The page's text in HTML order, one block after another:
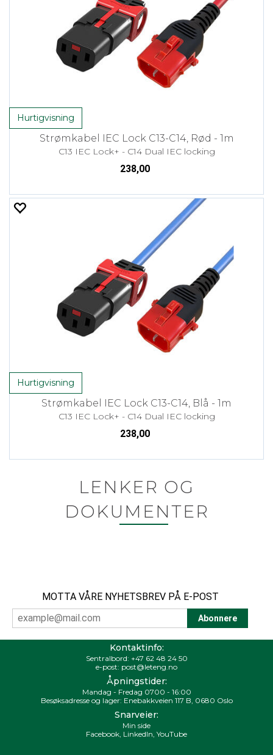
Hurtigvisning
Strømkabel IEC Lock C13-C14, Rød - 1m
C13 IEC Lock+ - C14 Dual IEC locking
238,00
Hurtigvisning
Strømkabel IEC Lock C13-C14, Blå - 1m
C13 IEC Lock+ - C14 Dual IEC locking
238,00
LENKER OG
DOKUMENTER
MOTTA VÅRE NYHETSBREV PÅ E-POST
Kontaktinfo:
Sentralbord: +47 62 48 24 50
e-post: post@leteng.no
Åpningstider:
Mandag - Fredag 0700 - 16:00
Besøksadresse og lager: Enebakkveien 117 B, 0680 Oslo
Snarveier:
Min side
Facebook LinkedIn YouTube